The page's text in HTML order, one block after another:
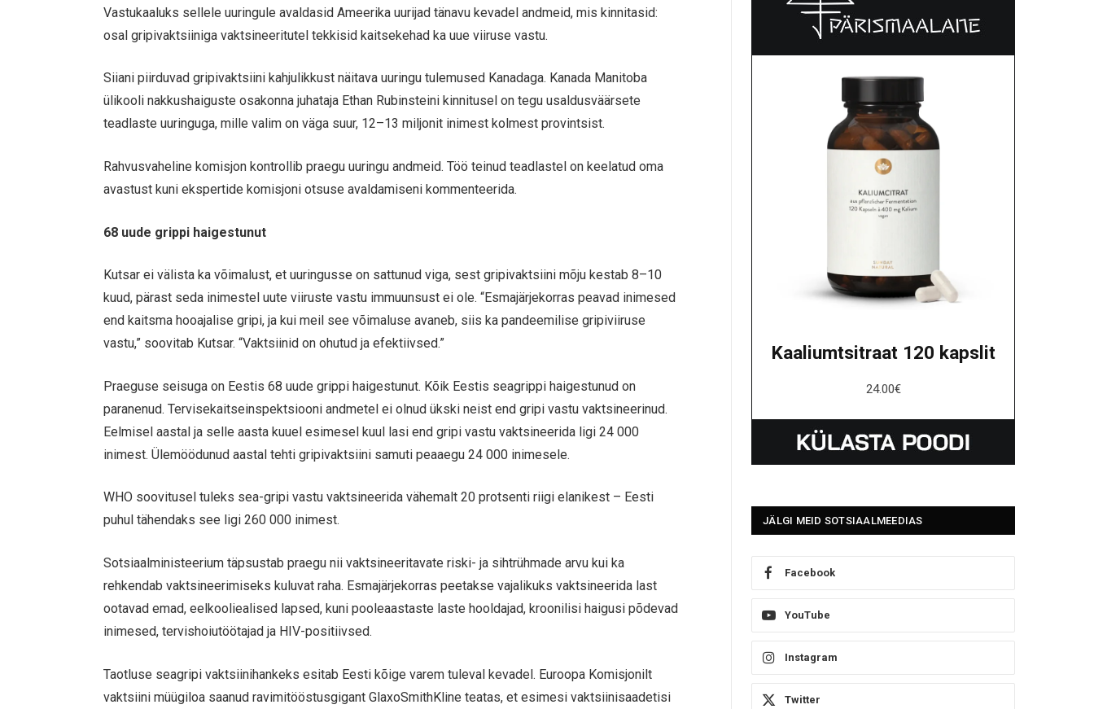
Vastukaaluks sellele uuringule avaldasid Ameerika uurijad tänavu kevadel andmeid, mis kinnitasid:
osal gripivaktsiiniga vaktsineeritutel tekkisid kaitsekehad ka uue viiruse vastu.
Siiani piirduvad gripivaktsiini kahjulikkust näitava uuringu tulemused Kanadaga. Kanada Manitoba
ülikooli nakkushaiguste osakonna juhataja Ethan Rubinsteini kinnitusel on tegu usaldusväärsete
teadlaste uuringuga, mille valim on väga suur, 12–13 miljonit inimest kolmest provintsist.
Rahvusvaheline komisjon kontrollib praegu uuringu andmeid. Töö teinud teadlastel on keelatud oma
avastust kuni ekspertide komisjoni otsuse avaldamiseni kommenteerida.
68 uude grippi haigestunut
Kutsar ei välista ka võimalust, et uuringusse on sattunud viga, sest gripivaktsiini mõju kestab 8–10
kuud, pärast seda inimestel uute viiruste vastu immuunsust ei ole. “Esmajärjekorras peavad inimesed
end kaitsma hooajalise gripi, ja kui meil see võimaluse avaneb, siis ka pandeemilise gripiviiruse
vastu,” soovitab Kutsar. “Vaktsiinid on ohutud ja efektiivsed.”
Praeguse seisuga on Eestis 68 uude grippi haigestunut. Kõik Eestis seagrippi haigestunud on
paranenud. Tervisekaitseinspektsiooni andmetel ei olnud ükski neist end gripi vastu vaktsineerinud.
Eelmisel aastal ja selle aasta kuuel esimesel kuul lasi end gripi vastu vaktsineerida ligi 24 000
inimest. Ülemöödunud aastal tehti gripivaktsiini samuti peaaegu 24 000 inimesele.
WHO soovitusel tuleks sea-gripi vastu vaktsineerida vähemalt 20 protsenti riigi elanikest – Eesti
puhul tähendaks see ligi 260 000 inimest.
Sotsiaalministeerium täpsustab praegu nii vaktsineeritavate riski- ja sihtrühmade arvu kui ka
rehkendab vaktsineerimiseks kuluvat raha. Esmajärjekorras peetakse vajalikuks vaktsineerida last
ootavad emad, eelkooliealised lapsed, kuni pooleaastaste laste hooldajad, kroonilisi haigusi põdevad
inimesed, tervishoiutöötajad ja HIV-positiivsed.
Taotluse seagripi vaktsiinihankeks esitab Eesti kõige varem tuleval kevadel. Euroopa Komisjonilt
vaktsiini müügiloa saanud ravimitööstusgigant GlaxoSmithKline teatas, et esimesi vaktsiinisaadetisi
Kaaliumtsitraat 120 kapslit
24.00€
JÄLGI MEID SOTSIAALMEEDIAS
Facebook
YouTube
Instagram
Twitter